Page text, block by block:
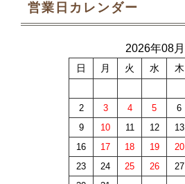
営業日カレンダー
2026年08月
日 月 火 水 木
2
3 4 5 6
9
10 11 12 13
16
17 18 19 20
23
24 25 26 27